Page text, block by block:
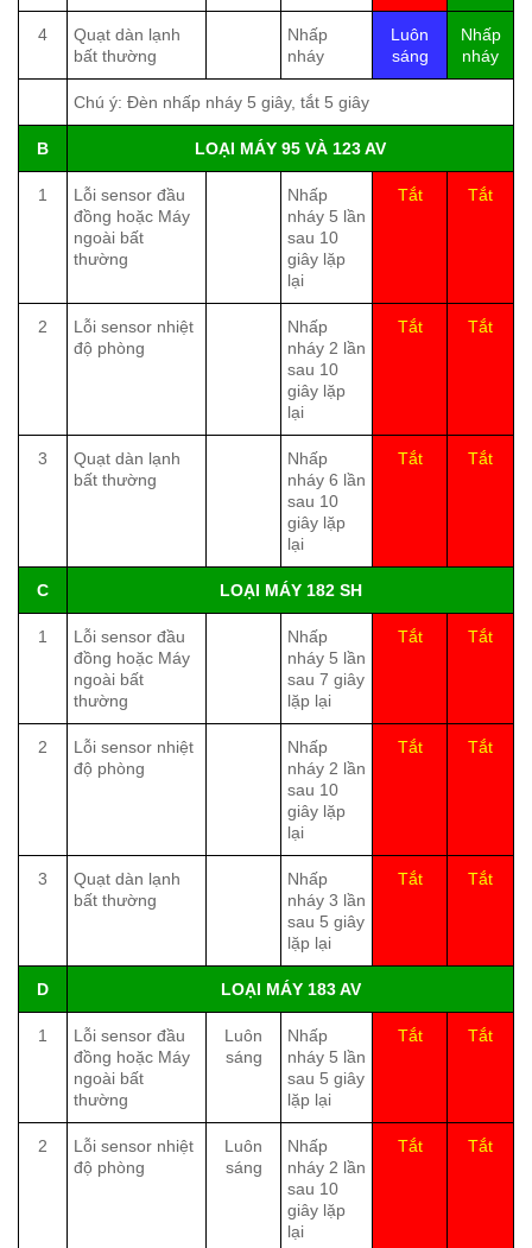
4
Quạt dàn lạnh
bất thường
Nhấp
nháy
Luôn
sáng
Nhấp
nháy
Chú ý: Đèn nhấp nháy 5 giây, tắt 5 giây
B LOẠI MÁY 95 VÀ 123 AV
1
Lỗi sensor đầu
đồng hoặc Máy
ngoài bất
thường
Nhấp
nháy 5 lần
sau 10
giây lặp
lại
Tắt Tắt
2
Lỗi sensor nhiệt
độ phòng
Nhấp
nháy 2 lần
sau 10
giây lặp
lại
Tắt Tắt
3
Quạt dàn lạnh
bất thường
Nhấp
nháy 6 lần
sau 10
giây lặp
lại
Tắt Tắt
C LOẠI MÁY 182 SH
1
Lỗi sensor đầu
đồng hoặc Máy
ngoài bất
thường
Nhấp
nháy 5 lần
sau 7 giây
lặp lại
Tắt Tắt
2
Lỗi sensor nhiệt
độ phòng
Nhấp
nháy 2 lần
sau 10
giây lặp
lại
Tắt Tắt
3
Quạt dàn lạnh
bất thường
Nhấp
nháy 3 lần
sau 5 giây
lặp lại
Tắt Tắt
D LOẠI MÁY 183 AV
1
Lỗi sensor đầu
đồng hoặc Máy
ngoài bất
thường
Luôn
sáng
Nhấp
nháy 5 lần
sau 5 giây
lặp lại
Tắt Tắt
2
Lỗi sensor nhiệt
độ phòng
Luôn
sáng
Nhấp
nháy 2 lần
sau 10
giây lặp
lại
Tắt Tắt